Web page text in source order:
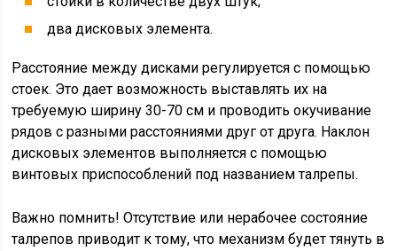
два дисковых элемента.
Расстояние между дисками регулируется с помощью
стоек. Это дает возможность выставлять их на
требуемую ширину 30-70 см и проводить окучивание
рядов с разными расстояниями друг от друга. Наклон
дисковых элементов выполняется с помощью
винтовых приспособлений под названием талрепы.
Важно помнить! Отсутствие или нерабочее состояние
талрепов приводит к тому, что механизм будет тянуть в